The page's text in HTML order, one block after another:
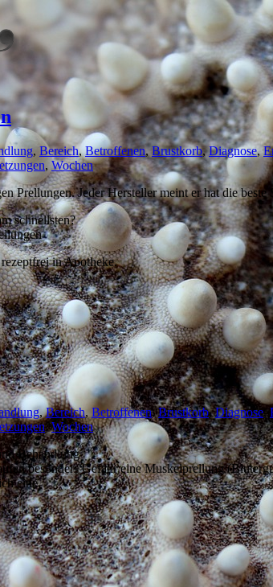
,Bereich,Betroffenen,Brustkorb,Diagnose,
, Wochen
Prellungen. Jeder Hersteller meint er hat die beste
schnellsten?
in Apotheke.
,Bereich, Betroffenen,Brustkorb,Diagnose,
,Wochen
Behandlung
besonders Gefahr eine Muskelprellung
eine